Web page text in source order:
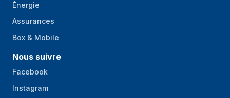
Énergie
Assurances
Box & Mobile
Nous suivre
Facebook
Instagram